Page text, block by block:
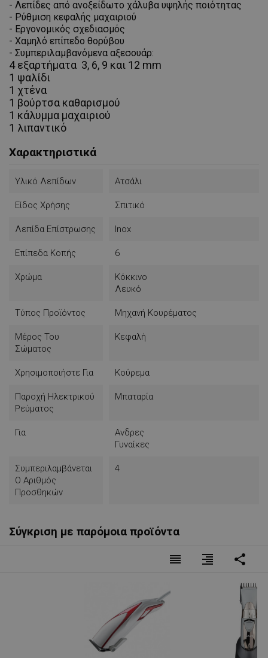
- Λεπίδες από ανοξείδωτο χάλυβα υψηλής ποιότητας
- Ρύθμιση κεφαλής μαχαιριού
- Εργονομικός σχεδιασμός
- Χαμηλό επίπεδο θορύβου
- Συμπεριλαμβανόμενα αξεσουάρ:
4 εξαρτήματα 3, 6, 9 και 12 mm
1 ψαλίδι
1 χτένα
1 βούρτσα καθαρισμού
1 κάλυμμα μαχαιριού
1 λιπαντικό
Χαρακτηριστικά
Υλικό Λεπίδων Ατσάλι
Είδος Χρήσης Σπιτικό
Λεπίδα Επίστρωσης Inox
Επίπεδα Κοπής 6
Χρώμα
Κόκκινο
Λευκό
Τύπος Προϊόντος Μηχανή Κουρέματος
Μέρος Του
Σώματος
Κεφαλή
Χρησιμοποιήστε Για Κούρεμα
Παροχή Ηλεκτρικού
Ρεύματος
Μπαταρία
Για
Ανδρες
Γυναίκες
Συμπεριλαμβάνεται
Ο Αριθμός
Προσθηκών
4
Σύγκριση με παρόμοια προϊόντα
reorder format_align_right share